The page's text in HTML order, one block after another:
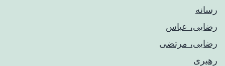
رسانه
رضایی، عباس
رضایی، مرتضی
رهبری